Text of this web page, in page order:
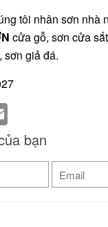
tôi nhân sơn nhà
cửa gỗ, sơn cửa
sơn giả đá.
bạn